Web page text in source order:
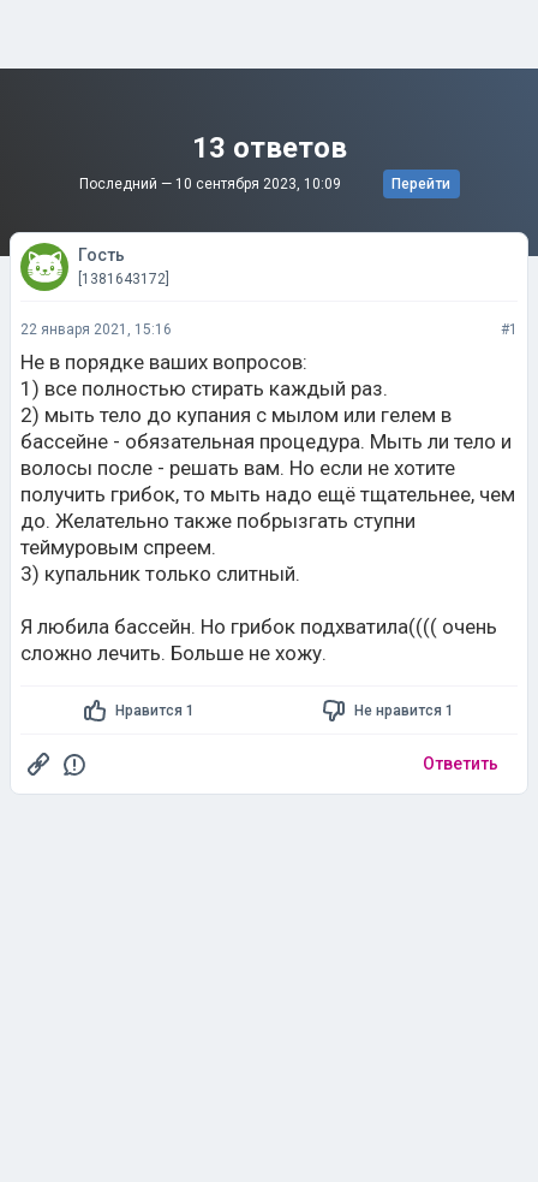
13 ответов
Последний — 10 сентября 2023, 10:09 Перейти
Гость
[1381643172]
22 января 2021, 15:16 #1
Не в порядке ваших вопросов:
1) все полностью стирать каждый раз.
2) мыть тело до купания с мылом или гелем в
бассейне - обязательная процедура. Мыть ли тело и
волосы после - решать вам. Но если не хотите
получить грибок, то мыть надо ещё тщательнее, чем
до. Желательно также побрызгать ступни
теймуровым спреем.
3) купальник только слитный.
Я любила бассейн. Но грибок подхватила(((( очень
сложно лечить. Больше не хожу.
Нравится 1 Не нравится 1
Ответить